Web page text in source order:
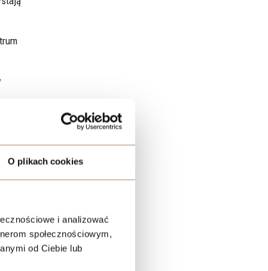
O plikach cookies
i analizować
społecznościowym,
od Ciebie lub